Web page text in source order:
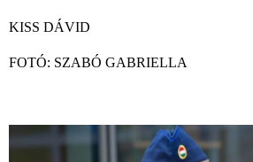
KISS DÁVID
FOTÓ: SZABÓ GABRIELLA